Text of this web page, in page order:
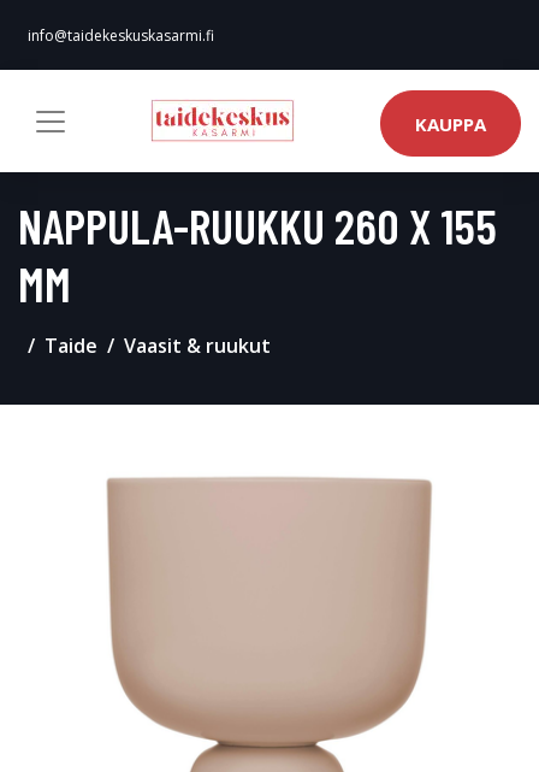
info@taidekeskuskasarmi.fi
KAUPPA
NAPPULA-RUUKKU 260 X 155
MM
Taide Vaasit & ruukut